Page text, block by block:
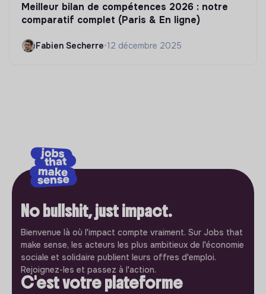
Meilleur bilan de compétences 2026 : notre
comparatif complet (Paris & En ligne)
Fabien Secherre•12 décembre 2025
No bullshit, just impact.
Bienvenue là où l'impact compte vraiment. Sur Jobs that
make sense, les acteurs les plus ambitieux de l'économie
sociale et solidaire publient leurs offres d'emploi.
Rejoignez-les et passez à l'action.
C'est votre plateforme